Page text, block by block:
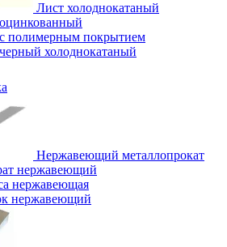
Лист холоднокатаный
полимерным покрытием
холоднокатаный
Нержавеющий металлопрокат
нержавеющий
нержавеющая
нержавеющий